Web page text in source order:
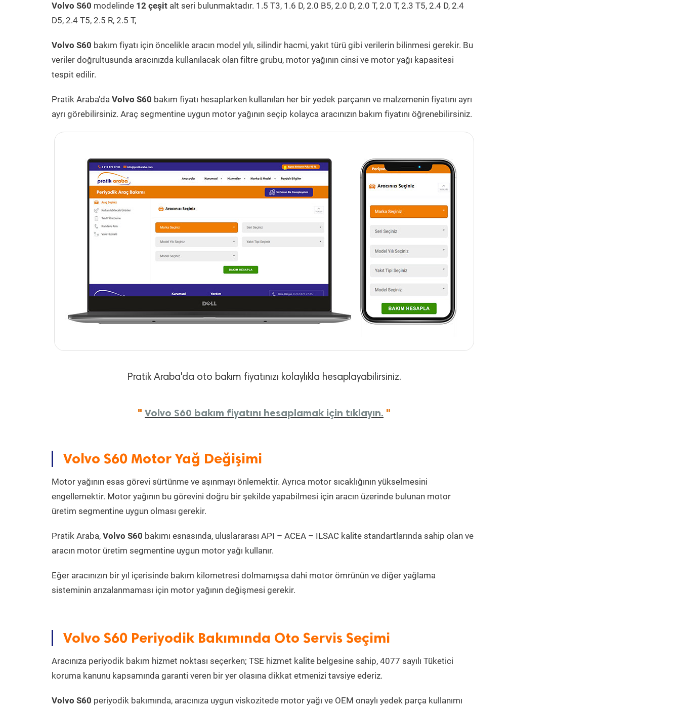
Volvo S60 modelinde 12 çeşit alt seri bulunmaktadır. 1.5 T3, 1.6 D, 2.0 B5, 2.0 D, 2.0 T, 2.0 T, 2.3 T5, 2.4 D, 2.4
D5, 2.4 T5, 2.5 R, 2.5 T,
Volvo S60 bakım fiyatı için öncelikle aracın model yılı, silindir hacmi, yakıt türü gibi verilerin bilinmesi gerekir. Bu
veriler doğrultusunda aracınızda kullanılacak olan filtre grubu, motor yağının cinsi ve motor yağı kapasitesi
tespit edilir.
Pratik Araba'da Volvo S60 bakım fiyatı hesaplarken kullanılan her bir yedek parçanın ve malzemenin fiyatını ayrı
ayrı görebilirsiniz. Araç segmentine uygun motor yağının seçip kolayca aracınızın bakım fiyatını öğrenebilirsiniz.
Pratik Araba'da oto bakım fiyatınızı kolaylıkla hesaplayabilirsiniz.
" Volvo S60 bakım fiyatını hesaplamak için tıklayın. "
Volvo S60 Motor Yağ Değişimi
Motor yağının esas görevi sürtünme ve aşınmayı önlemektir. Ayrıca motor sıcaklığının yükselmesini
engellemektir. Motor yağının bu görevini doğru bir şekilde yapabilmesi için aracın üzerinde bulunan motor
üretim segmentine uygun olması gerekir.
Pratik Araba, Volvo S60 bakımı esnasında, uluslararası API – ACEA – ILSAC kalite standartlarında sahip olan ve
aracın motor üretim segmentine uygun motor yağı kullanır.
Eğer aracınızın bir yıl içerisinde bakım kilometresi dolmamışsa dahi motor ömrünün ve diğer yağlama
sisteminin arızalanmaması için motor yağının değişmesi gerekir.
Volvo S60 Periyodik Bakımında Oto Servis Seçimi
Aracınıza periyodik bakım hizmet noktası seçerken; TSE hizmet kalite belgesine sahip, 4077 sayılı Tüketici
koruma kanunu kapsamında garanti veren bir yer olasına dikkat etmenizi tavsiye ederiz.
Volvo S60 periyodik bakımında, aracınıza uygun viskozitede motor yağı ve OEM onaylı yedek parça kullanımı